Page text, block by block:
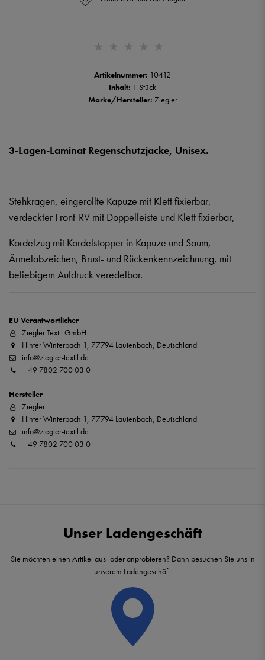
Artikelnummer: 10412
Inhalt: 1 Stück
Marke/Hersteller: Ziegler
3-Lagen-Laminat Regenschutzjacke, Unisex.
Stehkragen, eingerollte Kapuze mit Klett fixierbar,
verdeckter Front-RV mit Doppelleiste und Klett fixierbar,
Kordelzug mit Kordelstopper in Kapuze und Saum,
Ärmelabzeichen, Brust- und Rückenkennzeichnung, mit
beliebigem Aufdruck veredelbar.
EU Verantwortlicher
Ziegler Textil GmbH
Hinter Winterbach 1, 77794 Lautenbach, Deutschland
info@ziegler-textil.de
+ 49 7802 700 03 0
Hersteller
Ziegler
Hinter Winterbach 1, 77794 Lautenbach, Deutschland
info@ziegler-textil.de
+ 49 7802 700 03 0
Unser Ladengeschäft
Sie möchten einen Artikel aus- oder anprobieren? Dann besuchen Sie uns in
unserem Ladengeschäft.